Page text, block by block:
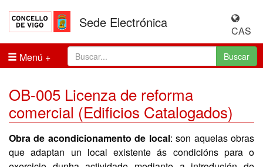
Sede Electrónica
CAS
Menú
Buscar
OB-005 Licenza de reforma
comercial (Edificios Catalogados)
Obra de acondicionamento de local: son aquelas obras
que adaptan un local existente ás condicións para o